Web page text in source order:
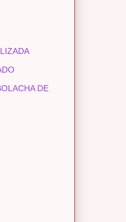
DE